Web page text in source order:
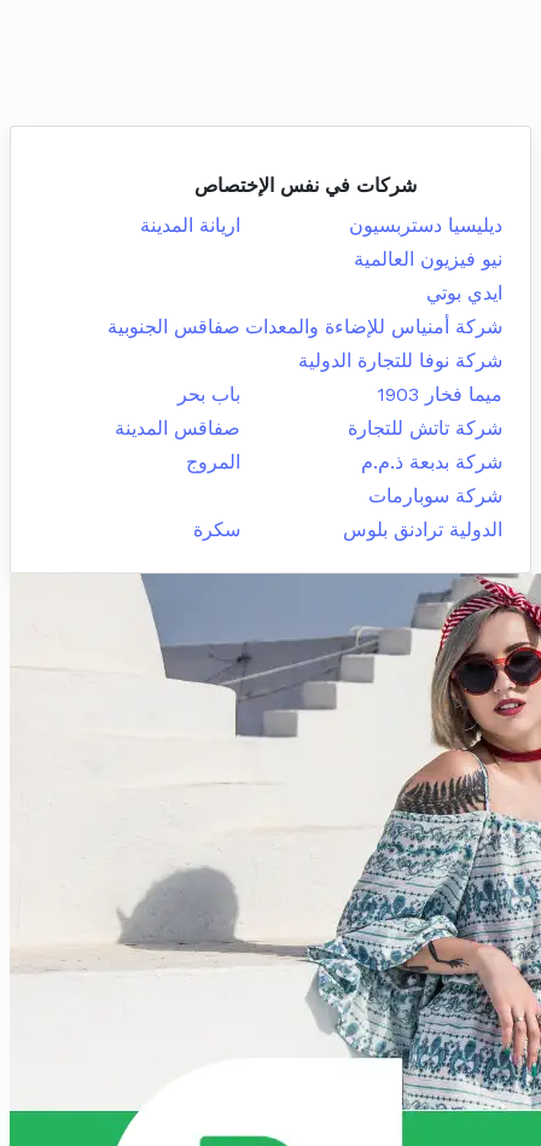
شركات في نفس الإختصاص
ديليسيا دستربسيون
اريانة المدينة
نيو فيزيون العالمية
ايدي بوتي
شركة أمنياس للإضاءة والمعدات صفاقس الجنوبية
شركة نوفا للتجارة الدولية
ميما فخار 1903
باب بحر
شركة تاتش للتجارة
صفاقس المدينة
شركة بدبعة ذ.م.م
المروج
شركة سوبارمات
الدولية ترادنق بلوس
سكرة